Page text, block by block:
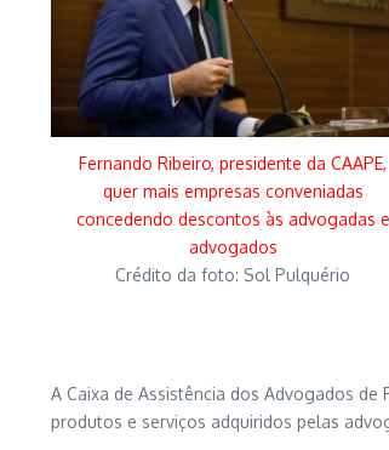
Fernando Ribeiro, presidente da CAAPE,
quer mais empresas conveniadas
concedendo descontos às advogadas e
advogados
Crédito da foto: Sol Pulquério
A Caixa de Assistência dos Advogados
produtos e serviços adquiridos pelas